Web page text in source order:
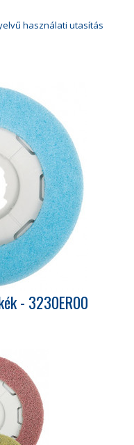
használati utasítás
- 3230ER00